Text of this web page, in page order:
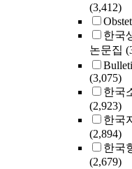
(3,412)
한국
논문집
(3,075)
한국
(2,923)
한국
(2,894)
한국
(2,679)